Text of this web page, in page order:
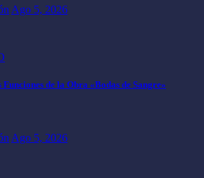
Ago 5, 2026
de la Obra «Bodas de Sangre»
Ago 5, 2026